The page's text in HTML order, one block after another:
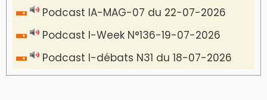
Podcast IA-MAG-07 du 22-07-2026
Podcast I-Week N°136-19-07-2026
Podcast I-débats N31 du 18-07-2026